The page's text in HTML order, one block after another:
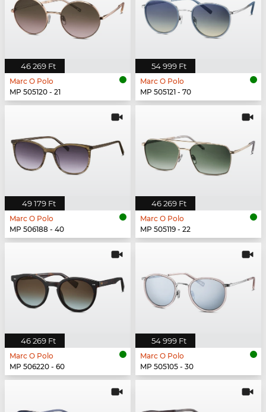
46 269 Ft
Marc O Polo
MP 505120 - 21
54 999 Ft
Marc O Polo
MP 505121 - 70
49 179 Ft
Marc O Polo
MP 506188 - 40
46 269 Ft
Marc O Polo
MP 505119 - 22
46 269 Ft
Marc O Polo
MP 506220 - 60
54 999 Ft
Marc O Polo
MP 505105 - 30